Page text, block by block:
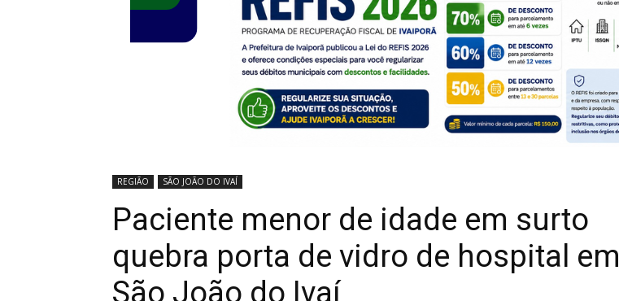
REGIÃO SÃO JOÃO DO IVAÍ
Paciente menor de idade em surto
quebra porta de vidro de hospital em
São João do Ivaí